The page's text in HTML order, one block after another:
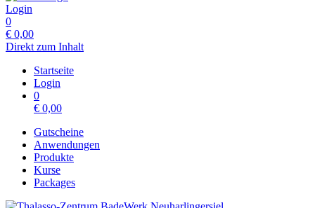
Login
0
€ 0,00
Direkt zum Inhalt
Startseite
Login
0
€ 0,00
Gutscheine
Anwendungen
Produkte
Kurse
Packages